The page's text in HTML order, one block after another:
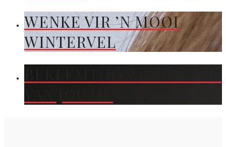
WENKE VIR ’N MOOI
WINTERVEL